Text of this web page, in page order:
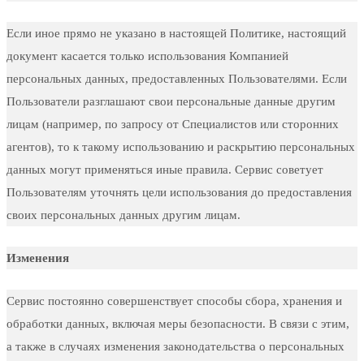
Если иное прямо не указано в настоящей Политике, настоящий
документ касается только использования Компанией
персональных данных, предоставленных Пользователями. Если
Пользователи разглашают свои персональные данные другим
лицам (например, по запросу от Специалистов или сторонних
агентов), то к такому использованию и раскрытию персональных
данных могут применяться иные правила. Сервис советует
Пользователям уточнять цели использования до предоставления
своих персональных данных другим лицам.
Изменения
Сервис постоянно совершенствует способы сбора, хранения и
обработки данных, включая меры безопасности. В связи с этим,
а также в случаях изменения законодательства о персональных